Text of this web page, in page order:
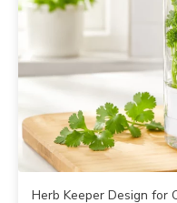
Herb Keeper Design for